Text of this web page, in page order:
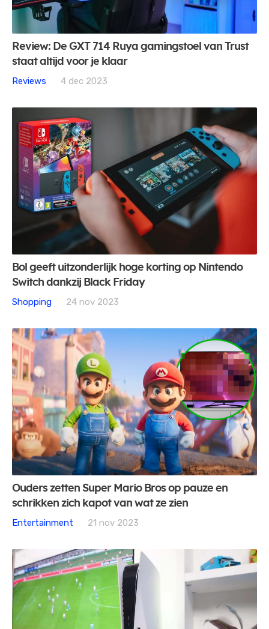
Review: De GXT 714 Ruya gamingstoel van Trust
staat altijd voor je klaar
Reviews
4 dec 2023
Bol geeft uitzonderlijk hoge korting op Nintendo
Switch dankzij Black Friday
Shopping
24 nov 2023
Ouders zetten Super Mario Bros op pauze en
schrikken zich kapot van wat ze zien
Entertainment
21 nov 2023